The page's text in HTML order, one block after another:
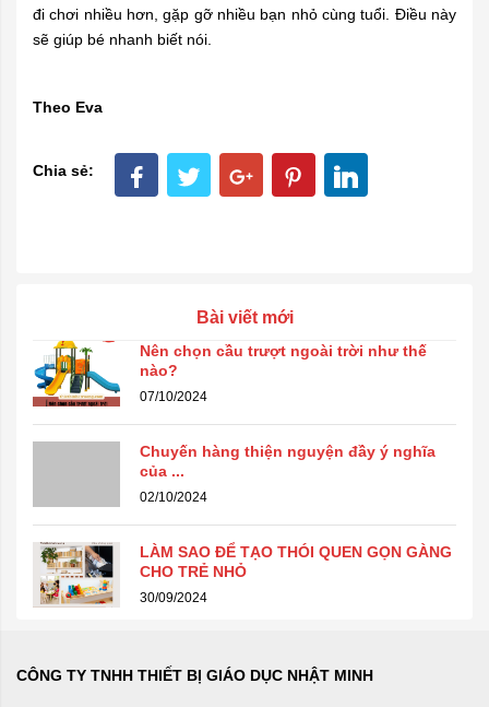
đi chơi nhiều hơn, gặp gỡ nhiều bạn nhỏ cùng tuổi. Điều này
sẽ giúp bé nhanh biết nói.
Theo Eva
Chia sẻ:
Bài viết mới
Nên chọn cầu trượt ngoài trời như thế
nào?
07/10/2024
Chuyến hàng thiện nguyện đầy ý nghĩa
của ...
02/10/2024
LÀM SAO ĐỂ TẠO THÓI QUEN GỌN GÀNG
CHO TRẺ NHỎ
30/09/2024
CÔNG TY TNHH THIẾT BỊ GIÁO DỤC NHẬT MINH